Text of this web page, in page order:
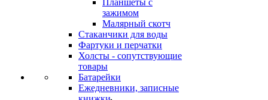
Планшеты с
зажимом
Малярный скотч
Стаканчики для воды
Фартуки и перчатки
Холсты - сопутствующие
товары
Батарейки
Ежедневники, записные